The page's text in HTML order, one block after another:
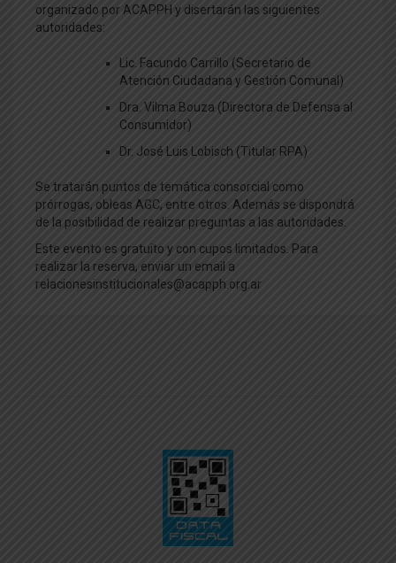
organizado por ACAPPH y disertarán las siguientes
autoridades:
Lic. Facundo Carrillo (Secretario de
Atención Ciudadana y Gestión Comunal)
Dra. Vilma Bouza (Directora de Defensa al
Consumidor)
Dr. José Luis Lobisch (Titular RPA)
Se tratarán puntos de temática consorcial como
prórrogas, obleas AGC, entre otros. Además se dispondrá
de la posibilidad de realizar preguntas a las autoridades.
Este evento es gratuito y con cupos limitados. Para
realizar la reserva, enviar un email a
relacionesinstitucionales@acapph.org.ar